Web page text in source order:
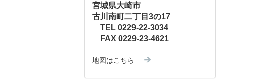
宮城県大崎市
古川南町二丁目3の17
TEL 0229-22-3034
FAX 0229-23-4621
地図はこちら